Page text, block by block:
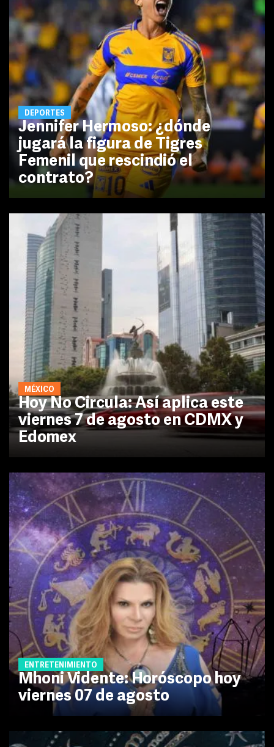
DEPORTES
Jennifer Hermoso: ¿dónde
jugará la figura de Tigres
Femenil que rescindió el
contrato?
MÉXICO
Hoy No Circula: Así aplica este
viernes 7 de agosto en CDMX y
Edomex
ENTRETENIMIENTO
Mhoni Vidente: Horóscopo hoy
viernes 07 de agosto